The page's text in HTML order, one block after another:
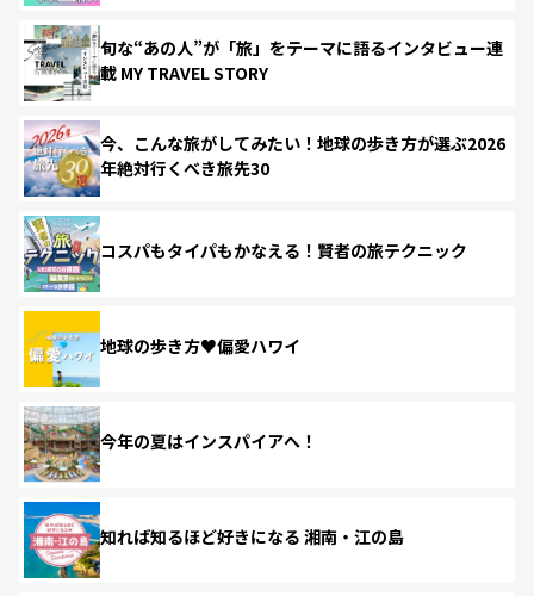
旬な“あの人”が「旅」をテーマに語るインタビュー連
載 MY TRAVEL STORY
今、こんな旅がしてみたい！地球の歩き方が選ぶ2026
年絶対行くべき旅先30
コスパもタイパもかなえる！賢者の旅テクニック
地球の歩き方♥偏愛ハワイ
今年の夏はインスパイアへ！
知れば知るほど好きになる 湘南・江の島